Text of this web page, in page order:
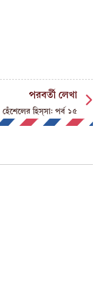
পরবর্তী লেখা
হেঁশেলের হিস্‌সা: পর্ব ১৫